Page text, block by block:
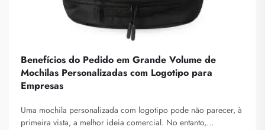
Benefícios do Pedido em Grande Volume de
Mochilas Personalizadas com Logotipo para
Empresas
Uma mochila personalizada com logotipo pode não parecer, à
primeira vista, a melhor ideia comercial. No entanto,